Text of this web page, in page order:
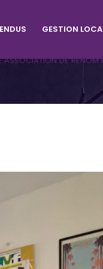
GESTION
l'agence du
ASSOCIATION DE RENOM